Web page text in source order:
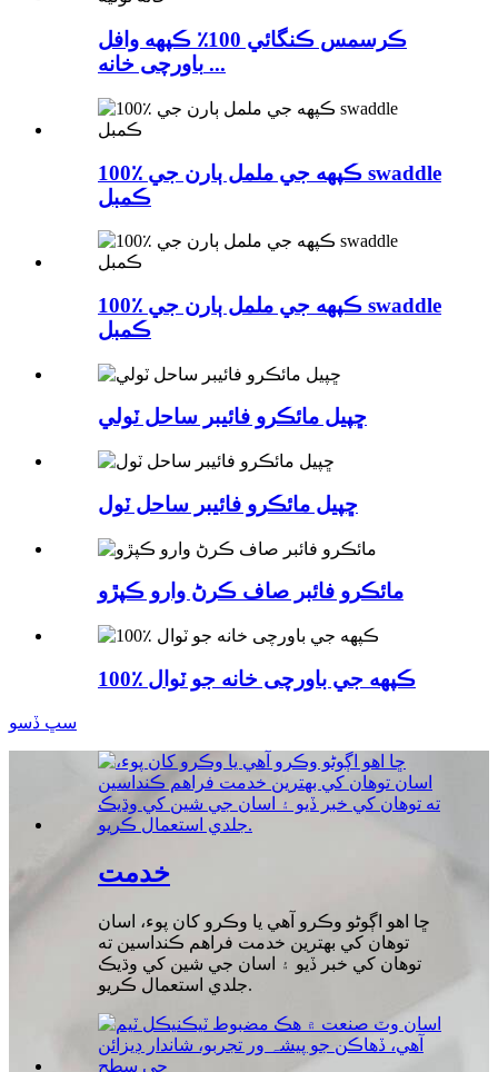
ڪرسمس ڪنگائي 100٪ ڪپهه وافل
باورچی خانه ...
100٪ ڪپهه جي ململ ٻارن جي swaddle
ڪمبل
100٪ ڪپهه جي ململ ٻارن جي swaddle
ڪمبل
ڇپيل مائڪرو فائيبر ساحل ٽولي
ڇپيل مائڪرو فائيبر ساحل ٽول
مائڪرو فائبر صاف ڪرڻ وارو ڪپڙو
100٪ ڪپهه جي باورچی خانه جو ٽوال
سڀ ڏسو
خدمت
ڇا اهو اڳوڻو وڪرو آهي يا وڪرو کان پوء، اسان
توهان کي بهترين خدمت فراهم ڪنداسين ته
توهان کي خبر ڏيو ۽ اسان جي شين کي وڌيڪ
جلدي استعمال ڪريو.